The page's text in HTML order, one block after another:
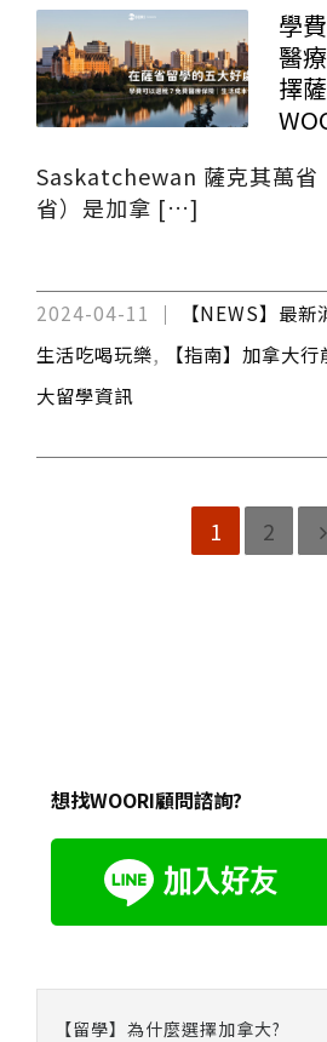
學
醫
擇
Saskatchewan 薩克其萬省
省）是加拿 […]
2024-04-11 【NEWS】最新
生活吃喝玩樂, 【指南】加拿大
大留學資訊
1 2
想找WOORI顧問諮詢?
【留學】為什麼選擇加拿大?